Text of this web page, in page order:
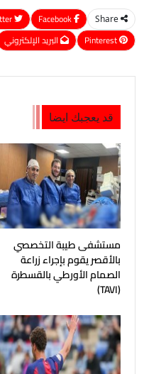
Share
Pinterest
البريد الإلكتروني
قد يعجبك ايضا
مستشفى طيبة التخصصي
بالأقصر يقوم بإجراء زراعة
الصمام الأورطي بالقسطرة
(TAVI)